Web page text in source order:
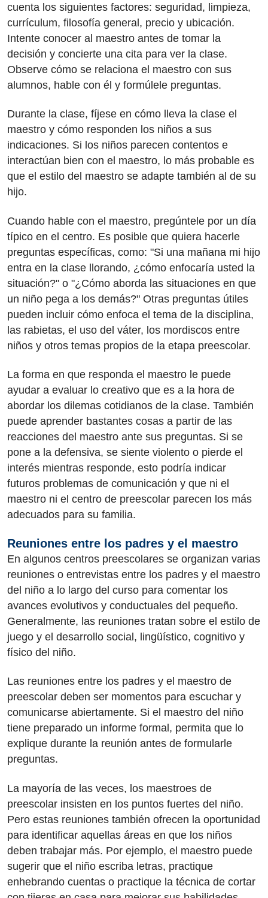
cuenta los siguientes factores: seguridad, limpieza,
currículum, filosofía general, precio y ubicación.
Intente conocer al maestro antes de tomar la
decisión y concierte una cita para ver la clase.
Observe cómo se relaciona el maestro con sus
alumnos, hable con él y formúlele preguntas.
Durante la clase, fíjese en cómo lleva la clase el
maestro y cómo responden los niños a sus
indicaciones. Si los niños parecen contentos e
interactúan bien con el maestro, lo más probable es
que el estilo del maestro se adapte también al de su
hijo.
Cuando hable con el maestro, pregúntele por un día
típico en el centro. Es posible que quiera hacerle
preguntas específicas, como: "Si una mañana mi hijo
entra en la clase llorando, ¿cómo enfocaría usted la
situación?" o "¿Cómo aborda las situaciones en que
un niño pega a los demás?" Otras preguntas útiles
pueden incluir cómo enfoca el tema de la disciplina,
las rabietas, el uso del váter, los mordiscos entre
niños y otros temas propios de la etapa preescolar.
La forma en que responda el maestro le puede
ayudar a evaluar lo creativo que es a la hora de
abordar los dilemas cotidianos de la clase. También
puede aprender bastantes cosas a partir de las
reacciones del maestro ante sus preguntas. Si se
pone a la defensiva, se siente violento o pierde el
interés mientras responde, esto podría indicar
futuros problemas de comunicación y que ni el
maestro ni el centro de preescolar parecen los más
adecuados para su familia.
Reuniones entre los padres y el maestro
En algunos centros preescolares se organizan varias
reuniones o entrevistas entre los padres y el maestro
del niño a lo largo del curso para comentar los
avances evolutivos y conductuales del pequeño.
Generalmente, las reuniones tratan sobre el estilo de
juego y el desarrollo social, lingüístico, cognitivo y
físico del niño.
Las reuniones entre los padres y el maestro de
preescolar deben ser momentos para escuchar y
comunicarse abiertamente. Si el maestro del niño
tiene preparado un informe formal, permita que lo
explique durante la reunión antes de formularle
preguntas.
La mayoría de las veces, los maestroes de
preescolar insisten en los puntos fuertes del niño.
Pero estas reuniones también ofrecen la oportunidad
para identificar aquellas áreas en que los niños
deben trabajar más. Por ejemplo, el maestro puede
sugerir que el niño escriba letras, practique
enhebrando cuentas o practique la técnica de cortar